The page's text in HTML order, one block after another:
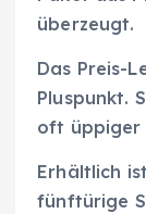
überzeugt.
Das Preis-
Pluspunkt.
oft üppiger
Erhältlich
fünftürige